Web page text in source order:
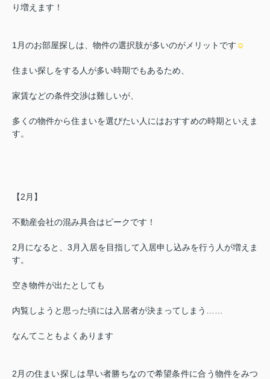
り増えます！
1 月のお部屋探しは、物件の選択肢が多いのがメリットです ☺
住まい探しをする人が多い時期でもあるため、
家賃などの条件交渉は難しいが、
多くの物件から住まいを選びたい人にはおすすめの時期といえま
す。
【2 月】
不動産会社の混み具合はピークです！
2 月になると、 3 月入居を目指して入居申し込みを行う人が増えま
す。
空き物件が出たとしても
内覧しようと思った頃には入居者が決まってしまう
なんてこともよくあります
2 月の住まい探しは早い者勝ちなので希望条件に合う物件をみつ